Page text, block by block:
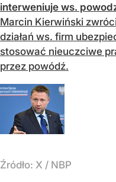
interweniuje ws.
Marcin Kierwiński
działań ws. firm
stosować nieuczciwe
przez powódź.
Źródło: X / NBP